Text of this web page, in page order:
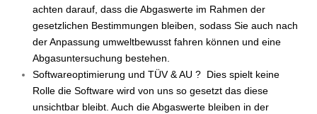
achten darauf, dass die Abgaswerte im Rahmen der
gesetzlichen Bestimmungen bleiben, sodass Sie auch nach
der Anpassung umweltbewusst fahren können und eine
Abgasuntersuchung bestehen.
Softwareoptimierung und TÜV & AU ? Dies spielt keine
Rolle die Software wird von uns so gesetzt das diese
unsichtbar bleibt. Auch die Abgaswerte bleiben in der